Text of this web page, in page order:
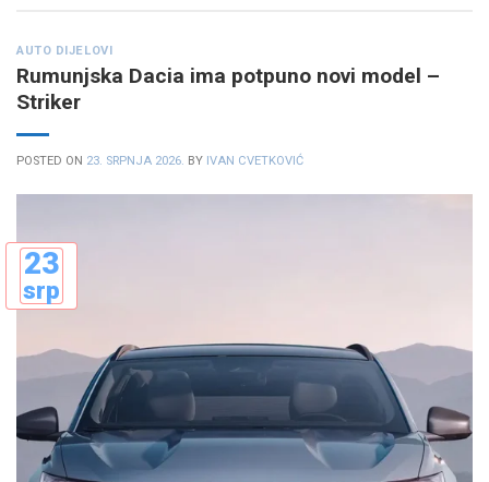
AUTO DIJELOVI
Rumunjska Dacia ima potpuno novi model –
Striker
POSTED ON 23. SRPNJA 2026. BY IVAN CVETKOVIĆ
23
srp